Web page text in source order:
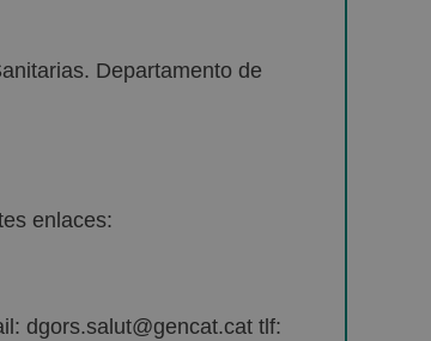
Departamento de
enlaces:
dgors.salut@gencat.cat tlf: